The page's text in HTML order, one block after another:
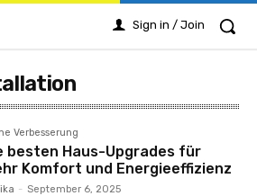
Sign in / Join
Verbesserung
besten Haus-Upgrades für
Komfort und Energieeffizienz
- September 6, 2025